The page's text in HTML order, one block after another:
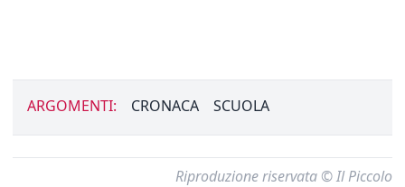
ARGOMENTI: CRONACA SCUOLA
Riproduzione riservata © Il Piccolo